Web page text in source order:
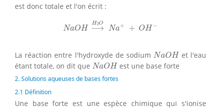
est donc totale et l'on écrit :
NaOH
H2O
⟶ Na+ + OH −
⟶H
La réaction entre l'hydroxyde de sodiumNaOH
NaOHet l'eau
étant totale, on dit que NaOH
NaOH est une base forte
2. Solutions aqueuses de bases fortes
2.1 Définition
Une base forte est une espèce chimique qui s'ionise